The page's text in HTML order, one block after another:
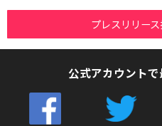
プレスリリー
公式アカウントで